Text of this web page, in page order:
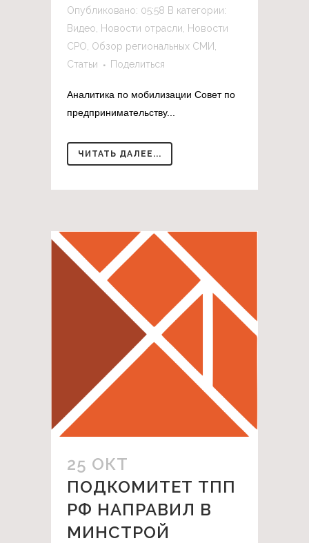
Опубликовано: 05:58 В категории:
Видео
Новости отрасли
Новости
СРО Обзор региональных СМИ
Статьи
Поделиться
Аналитика по мобилизации Совет по
предпринимательству...
ЧИТАТЬ ДАЛЕЕ...
25 ОКТ
ПОДКОМИТЕТ ТПП
РФ НАПРАВИЛ В
МИНСТРОЙ